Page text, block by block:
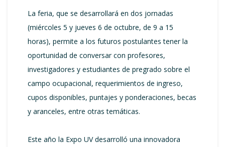
La feria, que se desarrollará en dos jornadas
(miércoles 5 y jueves 6 de octubre, de 9 a 15
horas), permite a los futuros postulantes tener la
oportunidad de conversar con profesores,
investigadores y estudiantes de pregrado sobre el
campo ocupacional, requerimientos de ingreso,
cupos disponibles, puntajes y ponderaciones, becas
y aranceles, entre otras temáticas.
Este año la Expo UV desarrolló una innovadora